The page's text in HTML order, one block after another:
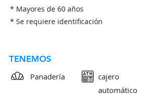
* Mayores de 60 años
* Se requiere identificación
TENEMOS
Panadería
cajero
automático